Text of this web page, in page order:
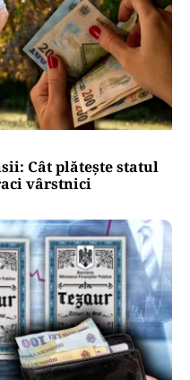
Cât plătește statul
vârstnici